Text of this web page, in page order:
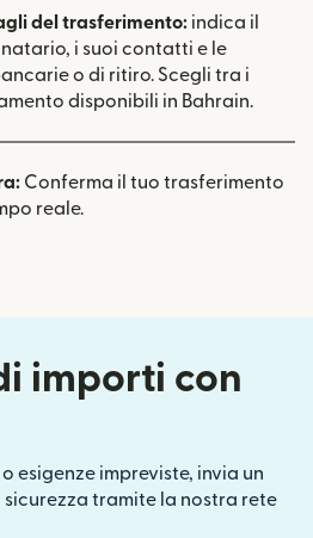
del trasferimento: indica il
i suoi contatti e le
o di ritiro. Scegli tra i
disponibili in Bahrain.
Conferma il tuo trasferimento
reale.
importi con
esigenze impreviste, invia un
tramite la nostra rete